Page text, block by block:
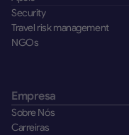
Security
Travel risk management
NGOs
Empresa
Sobre Nós
Carreiras